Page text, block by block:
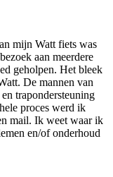
mijn Watt fiets was
aan meerdere
geholpen. Het bleek
De mannen van
trapondersteuning
proces werd ik
mail. Ik weet waar ik
en/of onderhoud